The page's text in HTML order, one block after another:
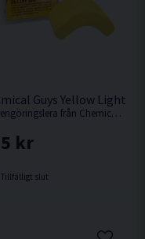
Guys Yellow Light/
Gul rengöringslera från Chemical Guys som lämpar sig bäst för lätta/medeltuffa jobb.
kr
Tillfälligt slut